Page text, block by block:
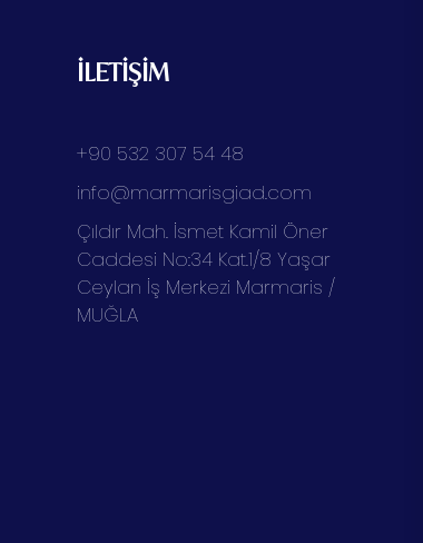
İLETİŞİM
+90 532 307 54 48
info@marmarisgiad.com
Çıldır Mah. İsmet Kamil Öner
Caddesi No:34 Kat.1/8 Yaşar
Ceylan İş Merkezi Marmaris /
MUĞLA